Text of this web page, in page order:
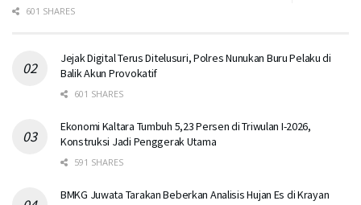
601 SHARES
Jejak Digital Terus Ditelusuri, Polres Nunukan Buru Pelaku di
Balik Akun Provokatif
601 SHARES
Ekonomi Kaltara Tumbuh 5,23 Persen di Triwulan I-2026,
Konstruksi Jadi Penggerak Utama
591 SHARES
BMKG Juwata Tarakan Beberkan Analisis Hujan Es di Krayan